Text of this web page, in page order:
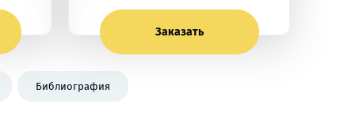
Заказать
Библиография